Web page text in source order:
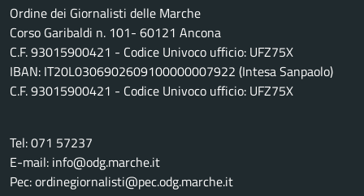
Ordine dei Giornalisti delle Marche
Corso Garibaldi n. 101- 60121 Ancona
C.F. 93015900421 - Codice Univoco ufficio: UFZ75X
IBAN: IT20L0306902609100000007922 (Intesa Sanpaolo)
C.F. 93015900421 - Codice Univoco ufficio: UFZ75X
Tel: 071 57237
E-mail: info@odg.marche.it
Pec: ordinegiornalisti@pec.odg.marche.it